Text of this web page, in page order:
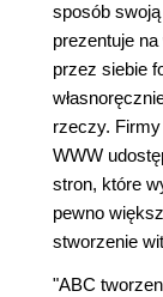
sposób
prezentuje
przez siebie
rzeczy.
WWW
stron, które
pewno
stworzenie
"ABC